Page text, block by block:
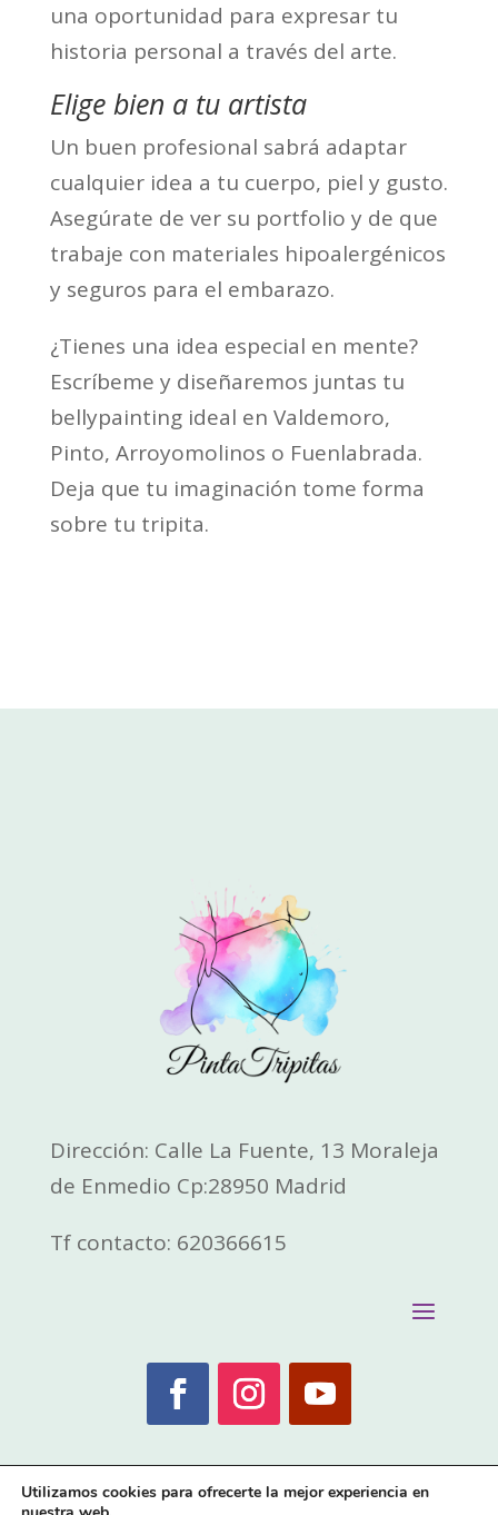
una oportunidad para expresar tu
historia personal a través del arte.
Elige bien a tu artista
Un buen profesional sabrá adaptar
cualquier idea a tu cuerpo, piel y gusto.
Asegúrate de ver su portfolio y de que
trabaje con materiales hipoalergénicos
y seguros para el embarazo.
¿Tienes una idea especial en mente?
Escríbeme y diseñaremos juntas tu
bellypainting ideal en Valdemoro,
Pinto, Arroyomolinos o Fuenlabrada.
Deja que tu imaginación tome forma
sobre tu tripita.
Dirección: Calle La Fuente, 13 Moraleja
de Enmedio Cp:28950 Madrid
Tf contacto: 620366615
Utilizamos cookies para ofrecerte la mejor experiencia en